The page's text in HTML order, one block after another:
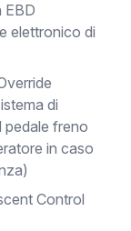
EBD
elettronico di
di
pedale freno
in caso
Control